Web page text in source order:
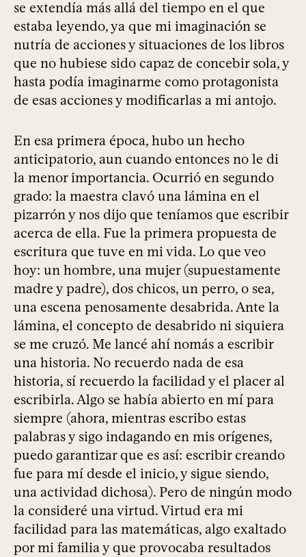
se extendía más allá del tiempo en el que
estaba leyendo, ya que mi imaginación se
nutría de acciones y situaciones de los libros
que no hubiese sido capaz de concebir sola, y
hasta podía imaginarme como protagonista
de esas acciones y modificarlas a mi antojo.
En esa primera época, hubo un hecho
anticipatorio, aun cuando entonces no le di
la menor importancia. Ocurrió en segundo
grado: la maestra clavó una lámina en el
pizarrón y nos dijo que teníamos que escribir
acerca de ella. Fue la primera propuesta de
escritura que tuve en mi vida. Lo que veo
hoy: un hombre, una mujer (supuestamente
madre y padre), dos chicos, un perro, o sea,
una escena penosamente desabrida. Ante la
lámina, el concepto de desabrido ni siquiera
se me cruzó. Me lancé ahí nomás a escribir
una historia. No recuerdo nada de esa
historia, sí recuerdo la facilidad y el placer al
escribirla. Algo se había abierto en mí para
siempre (ahora, mientras escribo estas
palabras y sigo indagando en mis orígenes,
puedo garantizar que es así: escribir creando
fue para mí desde el inicio, y sigue siendo,
una actividad dichosa). Pero de ningún modo
la consideré una virtud. Virtud era mi
facilidad para las matemáticas, algo exaltado
por mi familia y que provocaba resultados